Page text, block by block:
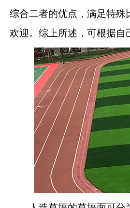
河南钰健新材
河南钰健新材料有限公
跑道、聚氨酯、硅PU球
胶EPDM地材、粘合剂、
地材产品，钰健实体大
综合二者的优点，满足特
欢迎。综上所述，可根据自